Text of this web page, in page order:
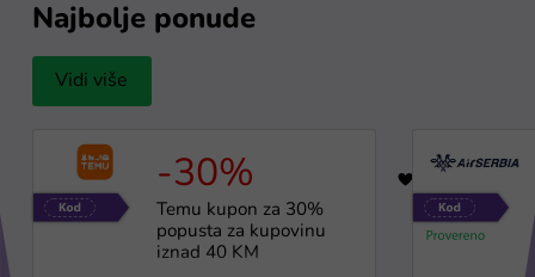
Najbolje ponude
Vidi više
-30%
Temu kupon za 30%
popusta za kupovinu
iznad 40 KM